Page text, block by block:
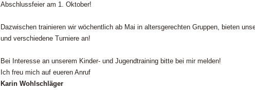
Abschlussfeier am 1. Oktober!
Dazwischen trainieren wir wöchentlich ab Mai in altersgerechten Gruppen, bieten
und verschiedene Turniere an!
Bei Interesse an unserem Kinder- und Jugendtraining bitte bei mir melden!
Ich freu mich auf eueren Anruf
Karin Wohlschläger